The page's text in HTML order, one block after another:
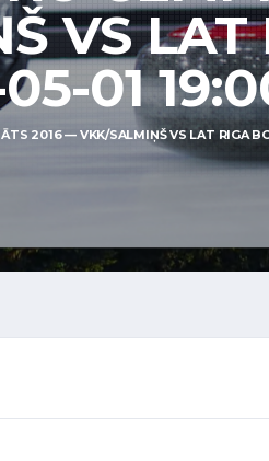
VS LAT
01
2016 — VKK/SALMIŅŠ VS LAT RIGA